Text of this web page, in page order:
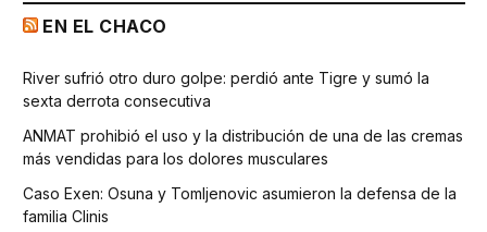
EN EL CHACO
River sufrió otro duro golpe: perdió ante Tigre y sumó la
sexta derrota consecutiva
ANMAT prohibió el uso y la distribución de una de las cremas
más vendidas para los dolores musculares
Caso Exen: Osuna y Tomljenovic asumieron la defensa de la
familia Clinis